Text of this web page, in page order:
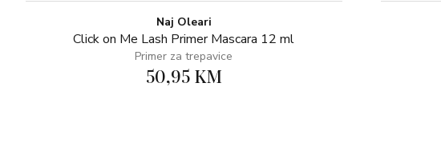
Naj Oleari
Click on Me Lash Primer Mascara 12 ml
Primer za trepavice
50,95 KM